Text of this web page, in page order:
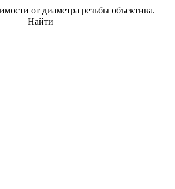
от диаметра резьбы объектива.
Найти